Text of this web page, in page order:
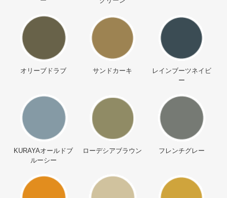
オリーブドラブ サンドカーキ
レインブーツネイビ
ー
KURAYAオールドブ
ルーシー
ローデシアブラウン フレンチグレー